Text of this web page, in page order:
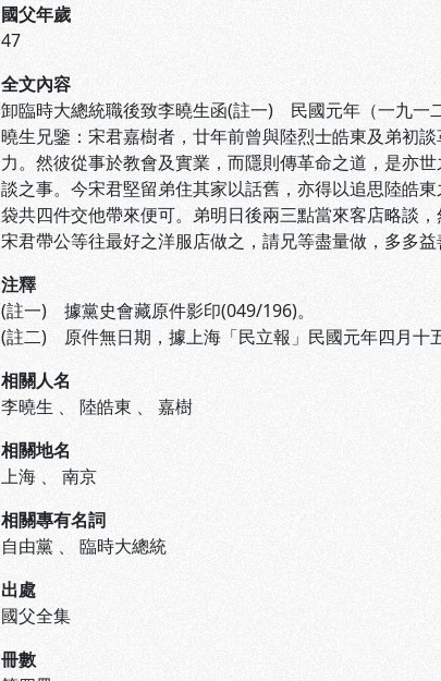
國父年歲
47
全文內容
卸臨時大總統職後致李曉生函(註一) 民國元年（一九一
曉生兄鑒：宋君嘉樹者，廿年前曾與陸烈士皓東及弟初
力。然彼從事於教會及實業，而隱則傳革命之道，是亦
談之事。今宋君堅留弟住其家以話舊，亦得以追思陸皓
袋共四件交他帶來便可。弟明日後兩三點當來客店略談
宋君帶公等往最好之洋服店做之，請兄等盡量做，多多益
注釋
(註一) 據黨史會藏原件影印(049/196)。
(註二) 原件無日期，據上海「民立報」民國元年四月十
相關人名
李曉生 、 陸皓東 、 嘉樹
相關地名
上海 、 南京
相關專有名詞
自由黨 、 臨時大總統
出處
國父全集
冊數